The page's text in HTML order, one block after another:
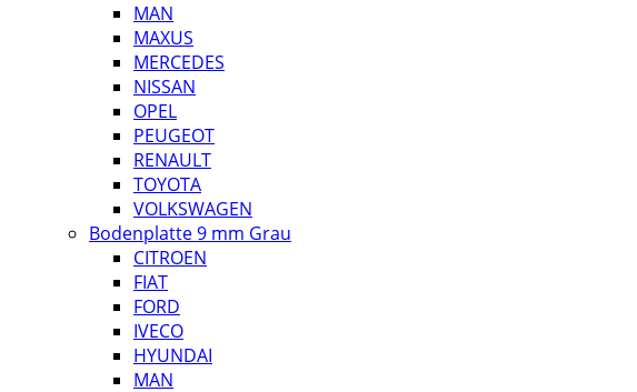
MAN
MAXUS
MERCEDES
NISSAN
OPEL
PEUGEOT
RENAULT
TOYOTA
VOLKSWAGEN
Bodenplatte 9 mm Grau
CITROEN
FIAT
FORD
IVECO
HYUNDAI
MAN